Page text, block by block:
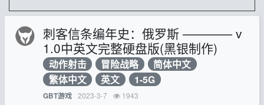
刺客信条编年史：俄罗斯 ———— v
1.0中英文完整硬盘版(黑银制作)
动作射击 冒险战略
简体中文
繁体中文
英文 1-5G
GBT游戏 2023-3-7 1943